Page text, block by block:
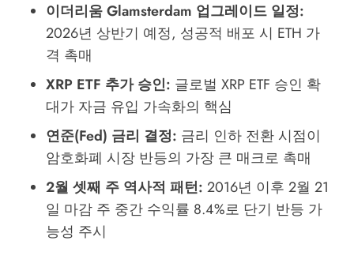
이더리움 Glamsterdam 업그레이드 일정:
2026년 상반기 예정, 성공적 배포 시 ETH 가
격 촉매
XRP ETF 추가 승인: 글로벌 XRP ETF 승인 확
대가 자금 유입 가속화의 핵심
연준(Fed) 금리 결정: 금리 인하 전환 시점이
암호화폐 시장 반등의 가장 큰 매크로 촉매
2월 셋째 주 역사적 패턴: 2016년 이후 2월 21
일 마감 주 중간 수익률 8.4%로 단기 반등 가
능성 주시